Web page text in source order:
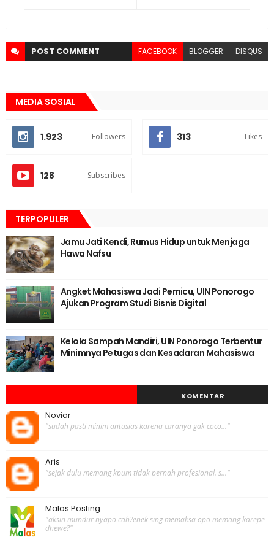
POST COMMENT FACEBOOK BLOGGER DISQUS
MEDIA SOSIAL
1.923 Followers 313 Likes
128 Subscribes
TERPOPULER
Jamu Jati Kendi, Rumus Hidup untuk Menjaga
Hawa Nafsu
Angket Mahasiswa Jadi Pemicu, UIN Ponorogo
Ajukan Program Studi Bisnis Digital
Kelola Sampah Mandiri, UIN Ponorogo Terbentur
Minimnya Petugas dan Kesadaran Mahasiswa
KOMENTAR
Noviar
"sudah pasti minim antusias karena caranya gak coco..."
Aris
"sejak dulu memang kpum tidak pernah profesional. s..."
Malas Posting
"aksin mundur nyapo cah?enek sing memaksa opo memang karepe
dhewe?"